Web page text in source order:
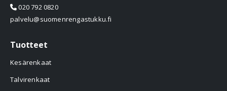
020 792 0820
palvelu@suomenrengastukku.fi
Tuotteet
Kesärenkaat
Talvirenkaat